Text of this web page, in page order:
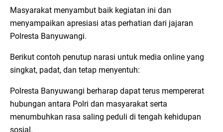
Masyarakat menyambut baik kegiatan ini dan
menyampaikan apresiasi atas perhatian dari jajaran
Polresta Banyuwangi.
Berikut contoh penutup narasi untuk media online yang
singkat, padat, dan tetap menyentuh:
Polresta Banyuwangi berharap dapat terus mempererat
hubungan antara Polri dan masyarakat serta
menumbuhkan rasa saling peduli di tengah kehidupan
sosial.